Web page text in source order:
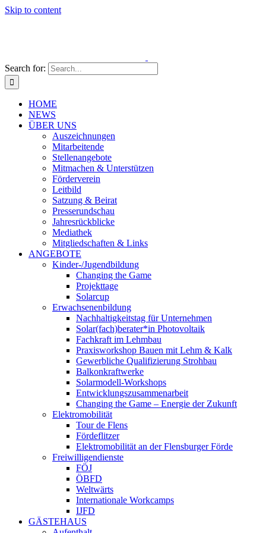
Skip to content
Search for:
HOME
NEWS
ÜBER UNS
Auszeichnungen
Mitarbeitende
Stellenangebote
Mitmachen & Unterstützen
Förderverein
Leitbild
Satzung & Beirat
Presserundschau
Jahresrückblicke
Mediathek
Mitgliedschaften & Links
ANGEBOTE
Kinder-/Jugendbildung
Changing the Game
Projekttage
Solarcup
Erwachsenenbildung
Nachhaltigkeitstag für Unternehmen
Solar(fach)berater*in Photovoltaik
Fachkraft im Lehmbau
Praxisworkshop Bauen mit Lehm & Kalk
Gewerbliche Qualifizierung Strohbau
Balkonkraftwerke
Solarmodell-Workshops
Entwicklungszusammenarbeit
Changing the Game – Energie der Zukunft
Elektromobilität
Tour de Flens
Fördeflitzer
Elektromobilität an der Flensburger Förde
Freiwilligendienste
FÖJ
ÖBFD
Weltwärts
Internationale Workcamps
IJFD
GÄSTEHAUS